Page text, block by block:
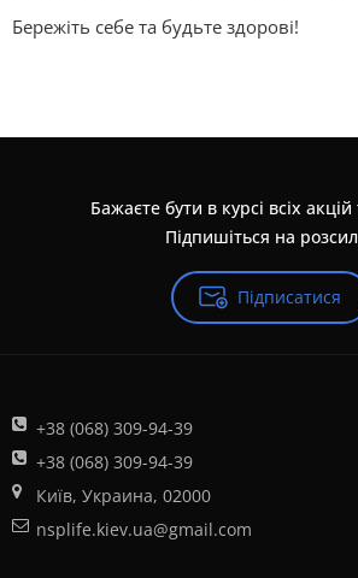
Бережіть себе та будьте здорові!
Бажаєте бути в курсі всіх
Підпишіться на
Підписатися
+38 (068) 309-94-39
+38 (068) 309-94-39
Київ, Украина, 02000
nsplife.kiev.ua@gmail.com